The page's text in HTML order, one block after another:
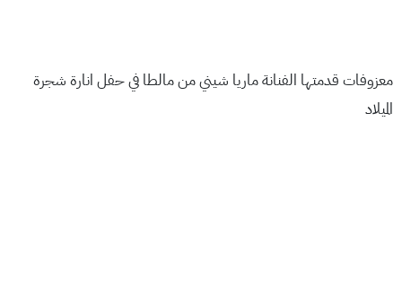
معزوفات قدمتها الفنانة ماريا شيني من مالطا في حفل انارة شجرة
الميلاد